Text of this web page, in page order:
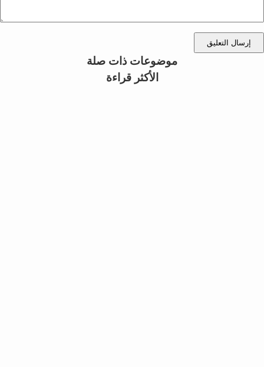
إرسال التعليق
موضوعات ذات صلة
الأكثر قراءة